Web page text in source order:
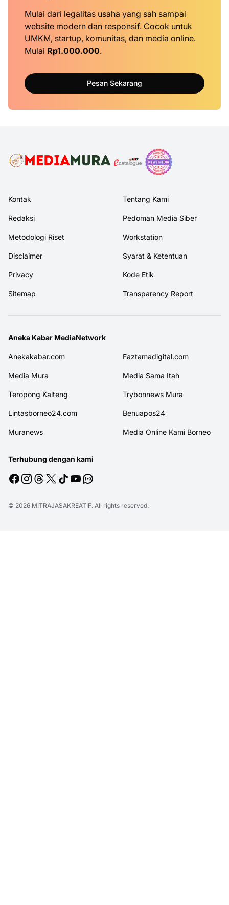
Mulai dari legalitas usaha yang sah sampai
website modern dan responsif. Cocok untuk
UMKM, startup, komunitas, dan media online.
Mulai Rp1.000.000.
Pesan Sekarang
Kontak Tentang Kami
Redaksi Pedoman Media Siber
Metodologi Riset Workstation
Disclaimer Syarat & Ketentuan
Privacy Kode Etik
Sitemap Transparency Report
Aneka Kabar MediaNetwork
Anekakabar.com Faztamadigital.com
Media Mura Media Sama Itah
Teropong Kalteng Trybonnews Mura
Lintasborneo24.com Benuapos24
Muranews Media Online Kami Borneo
Terhubung dengan kami
© 2026 MITRAJASAKREATIF. All rights reserved.